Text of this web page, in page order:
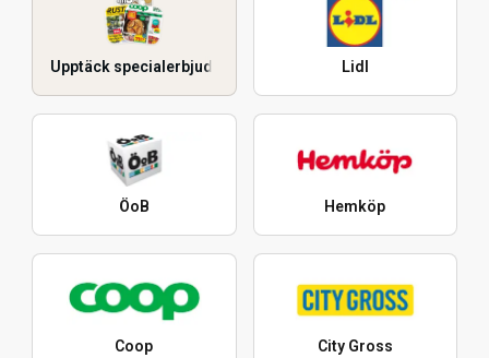
Upptäck specialerbjudanden Lidl
ÖoB Hemköp
Coop City Gross